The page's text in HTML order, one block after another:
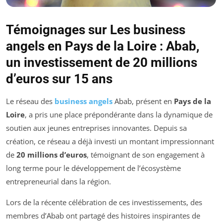
Témoignages sur Les business
angels en Pays de la Loire : Abab,
un investissement de 20 millions
d’euros sur 15 ans
Le réseau des business angels Abab, présent en Pays de la
Loire, a pris une place prépondérante dans la dynamique de
soutien aux jeunes entreprises innovantes. Depuis sa
création, ce réseau a déjà investi un montant impressionnant
de 20 millions d’euros, témoignant de son engagement à
long terme pour le développement de l’écosystème
entrepreneurial dans la région.
Lors de la récente célébration de ces investissements, des
membres d’Abab ont partagé des histoires inspirantes de